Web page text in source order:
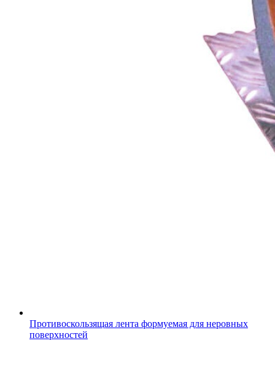
Противоскользящая лента формуемая для неровных
поверхностей